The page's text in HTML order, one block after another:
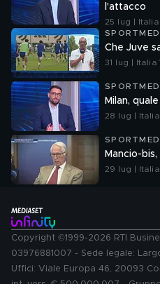
l'attacco
25 lug | Italia
Che Juve
31 lug | Italia 1
Milan,
28 lug | Italia
Mancio-
29 lug | Italia
Copyright ©1999-2026 RTI
03976881007 - Sede legale:
Uffici: Viale Europa 46, 20093